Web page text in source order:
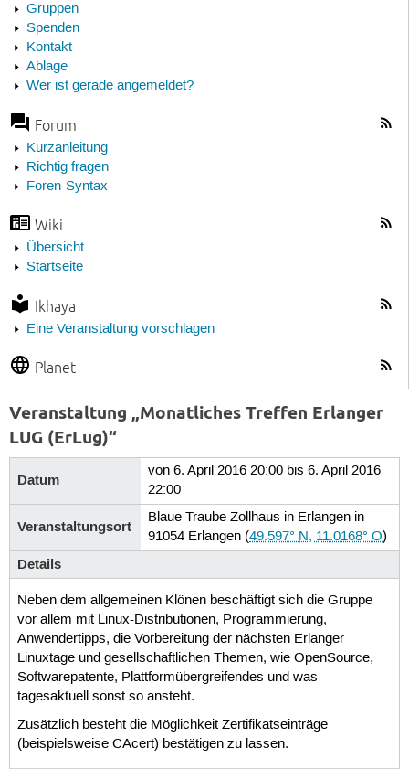
Gruppen
Spenden
Kontakt
Ablage
Wer ist gerade angemeldet?
Forum
Kurzanleitung
Richtig fragen
Foren-Syntax
Wiki
Übersicht
Startseite
Ikhaya
Eine Veranstaltung vorschlagen
Planet
Veranstaltung „Monatliches Treffen Erlanger
LUG (ErLug)“
Datum
von 6. April 2016 20:00 bis 6. April 2016
22:00
Veranstaltungsort
Blaue Traube Zollhaus in Erlangen in
91054 Erlangen (49.597° N, 11.0168° O)
Details
Neben dem allgemeinen Klönen beschäftigt sich die Gruppe
vor allem mit Linux-Distributionen, Programmierung,
Anwendertipps, die Vorbereitung der nächsten Erlanger
Linuxtage und gesellschaftlichen Themen, wie OpenSource,
Softwarepatente, Plattformübergreifendes und was
tagesaktuell sonst so ansteht.
Zusätzlich besteht die Möglichkeit Zertifikatseinträge
(beispielsweise CAcert) bestätigen zu lassen.